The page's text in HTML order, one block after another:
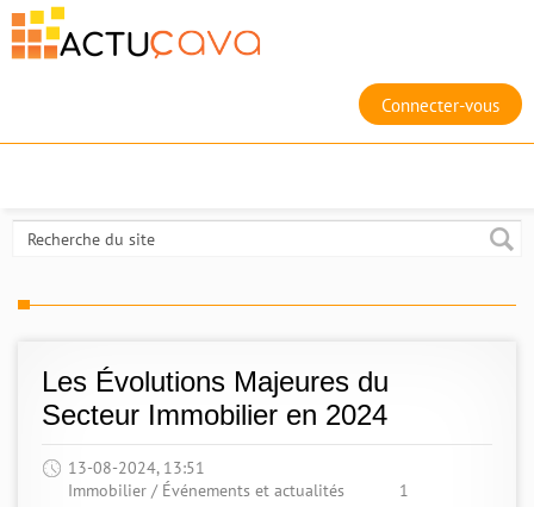
Connecter-vous
Les Évolutions Majeures du
Secteur Immobilier en 2024
13-08-2024, 13:51
Immobilier / Événements et actualités 1